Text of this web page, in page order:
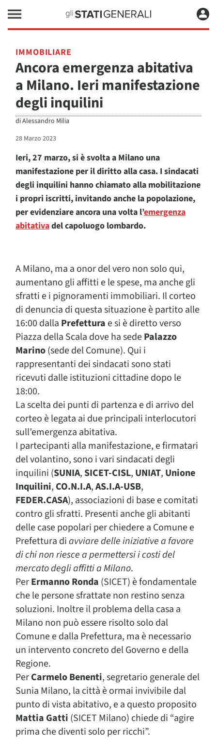
IMMOBILIARE
Ancora emergenza abitativa
a Milano. Ieri manifestazione
degli inquilini
diAlessandro Milia
28 Marzo 2023
Ieri, 27 marzo, si è svolta a Milano una
manifestazione per il diritto alla casa. I sindacati
degli inquilini hanno chiamato alla mobilitazione
i propri iscritti, invitando anche la popolazione,
per evidenziare ancora una volta l’emergenza
abitativadel capoluogo lombardo.
A Milano, ma a onor del vero non solo qui,
aumentano gli affitti e le spese, ma anche gli
sfratti e i pignoramenti immobiliari. Il corteo
di denuncia di questa situazione è partito alle
16:00 dalla Prefettura e si è diretto verso
Piazza della Scala dove ha sedePalazzo
Marino(sede del Comune). Qui i
rappresentanti dei sindacati sono stati
ricevuti dalle istituzioni cittadine dopo le
18:00.
La scelta dei punti di partenza e di arrivo del
corteo è legata ai due principali interlocutori
sull’emergenza abitativa.
I partecipanti alla manifestazione, e firmatari
del volantino, sono i vari sindacati degli
inquilini (SUNIA, SICET-CISL, UNIAT, Unione
Inquilini, CO.N.I.A,AS.I.A-USB,
FEDER.CASA), associazioni di base e comitati
contro gli sfratti. Presenti anche gli abitanti
delle case popolari per chiedere a Comune e
Prefettura diavviare delle iniziative a favore
di chi non riesce a permettersi i costi del
mercato degli affitti a Milano.
PerErmanno Ronda (SICET) è fondamentale
che le persone sfrattate non restino senza
soluzioni. Inoltre il problema della casa a
Milano non può essere risolto solo dal
Comune e dalla Prefettura, ma è necessario
un intervento concreto del Governo e della
Regione.
PerCarmelo Benenti, segretario generale del
Sunia Milano, la città è ormai invivibile dal
punto di vista abitativo, e a questo proposito
Mattia Gatti (SICET Milano) chiede di “agire
prima che diventi solo per ricchi”.